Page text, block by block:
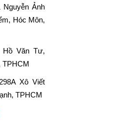
Nguyễn Ảnh
Hóc Môn,
Văn Tư,
TPHCM
Xô Viết
TPHCM